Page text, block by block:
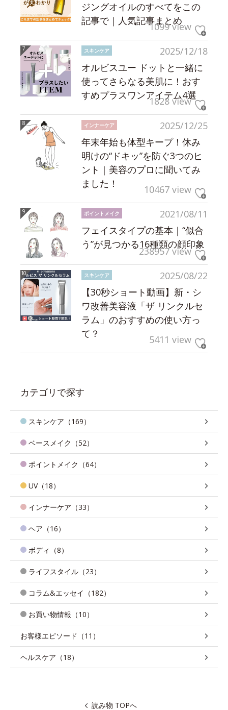
ジングオイルのすべてをこの
記事で｜人気記事まとめ
1099 view
2025/12/18
スキンケア
オルビスユー ドットと一緒に
使ってさらなる美肌に！おす
すめプラスワンアイテム4選
1828 view
2025/12/25
インナーケア
年末年始も体型キープ！休み
明けの“ドキッ”を防ぐ3つのヒ
ント｜美容のプロに聞いてみ
ました！
10467 view
2021/08/11
ポイントメイク
フェイスタイプの基本｜“似合
う”が見つかる16種類の顔印象
238957 view
2025/08/22
スキンケア
【30秒ショート動画】新・シ
ワ改善美容液「ザ リンクルセ
ラム」のおすすめの使い方っ
て？
5411 view
カテゴリで探す
スキンケア（169）
ベースメイク（52）
ポイントメイク（64）
UV（18）
インナーケア（33）
ヘア（16）
ボディ（8）
ライフスタイル（23）
コラム&エッセイ（182）
お買い物情報（10）
お客様エピソード（11）
ヘルスケア（18）
読み物 TOPへ